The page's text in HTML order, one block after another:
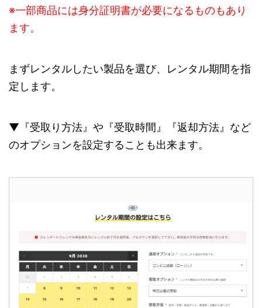
※一部商品には身分証明書が必要になるものもあり
ます。
まずレンタルしたい製品を選び、レンタル期間を指
定します。
▼『受取り方法』や『受取時間』『返却方法』など
のオプションを設定することも出来ます。